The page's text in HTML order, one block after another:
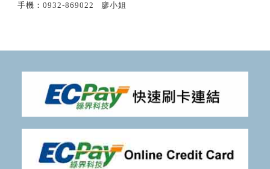
手機：0932-869022 廖小姐